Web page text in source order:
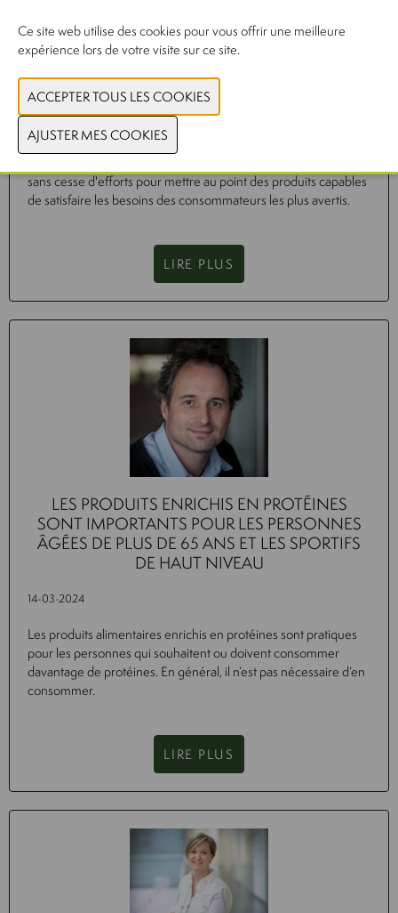
TERRE DE FROMAGES, VECUISINE BY NANUK
ET FUNKY OUMA BY ALI-IMPORT
14-03-2024
Que voudront les consommateurs d'aujourd'hui au juste dans
leur assiette demain ? C'est en gardant cette question peu
sans cesse d'efforts pour mettre au point des produits capables
de satisfaire les besoins des consommateurs les plus avertis.
LIRE PLUS
LES PRODUITS ENRICHIS EN PROTÉINES
SONT IMPORTANTS POUR LES PERSONNES
ÂGÉES DE PLUS DE 65 ANS ET LES SPORTIFS
DE HAUT NIVEAU
14-03-2024
Les produits alimentaires enrichis en protéines sont pratiques
pour les personnes qui souhaitent ou doivent consommer
davantage de protéines. En général, il n’est pas nécessaire d’en
consommer.
LIRE PLUS
Ce site web utilise des cookies pour vous offrir une meilleure
expérience lors de votre visite sur ce site.